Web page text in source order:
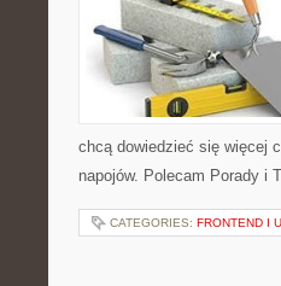
chcą dowiedzieć się więcej
napojów. Polecam Porady i
CATEGORIES: FRONTEND I